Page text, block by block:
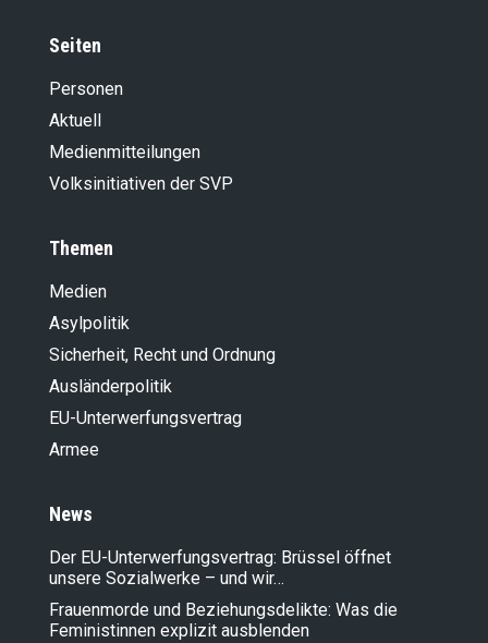
Seiten
Personen
Aktuell
Medienmitteilungen
Volksinitiativen der SVP
Themen
Medien
Asylpolitik
Sicherheit, Recht und Ordnung
Ausländer­politik
EU-Unterwerfungsvertrag
Armee
News
Der EU-Unterwerfungsvertrag: Brüssel öffnet
unsere Sozialwerke – und wir…
Frauenmorde und Beziehungsdelikte: Was die
Feministinnen explizit ausblenden